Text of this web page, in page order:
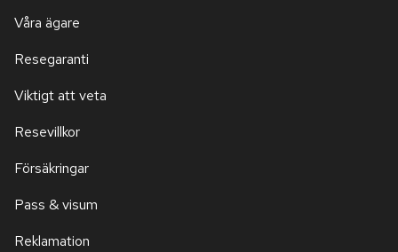
Våra ägare
Resegaranti
Viktigt att veta
Resevillkor
Försäkringar
Pass & visum
Reklamation